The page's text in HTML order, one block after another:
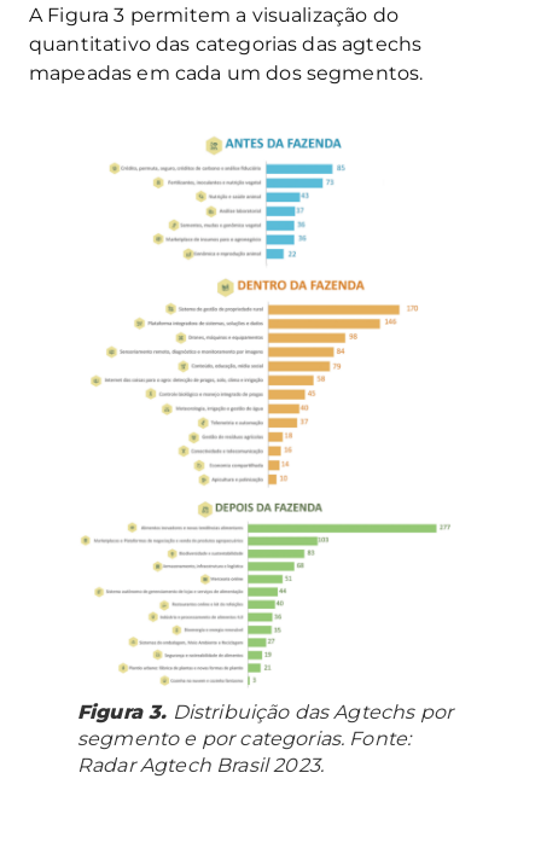
A Figura 3 permitem a visualização do
quantitativo das categorias das agtechs
mapeadas em cada um dos segmentos.
Figura 3. Distribuição das Agtechs por
segmento e por categorias. Fonte:
Radar Agtech Brasil 2023.